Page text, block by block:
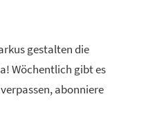
gestalten die
Wöchentlich gibt es
abonniere